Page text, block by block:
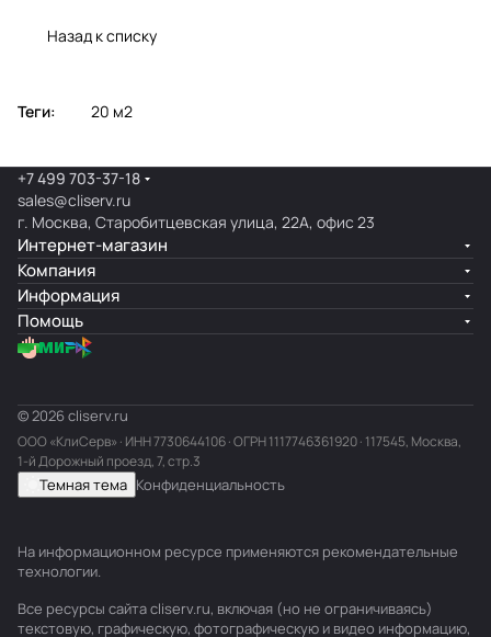
Назад к списку
Теги: 20 м2
+7 499 703-37-18
sales@cliserv.ru
г. Москва, Старобитцевская улица, 22А, офис 23
Интернет-магазин
Компания
Информация
Помощь
© 2026 cliserv.ru
ООО «КлиСерв» · ИНН7730644106· ОГРН 1117746361920 · 117545, Москва,
1-й Дорожный проезд, 7, стр.3
Темная тема Конфиденциальность
На информационном ресурсе применяются рекомендательные
технологии.
Все ресурсы сайта cliserv.ru, включая (но не ограничиваясь)
текстовую, графическую, фотографическую и видео информацию,